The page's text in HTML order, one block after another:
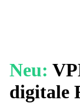
Neu:
digitale